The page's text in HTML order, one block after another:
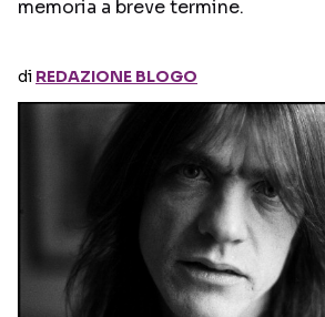
Seguici sui social
memoria a breve termine.
di REDAZIONE BLOGO